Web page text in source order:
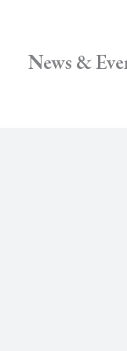
News &